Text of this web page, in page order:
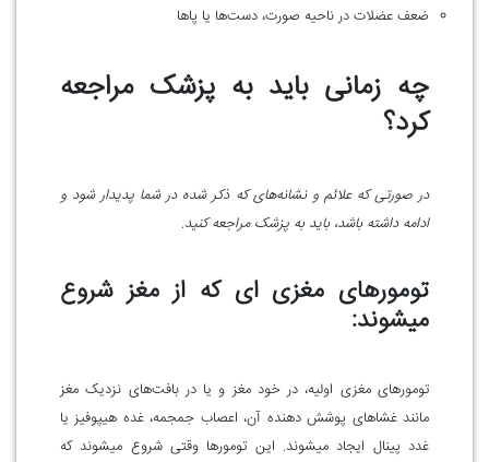
ضعف عضلات در ناحیه صورت، دست‌ها یا پاها
چه زمانی باید به پزشک مراجعه
کرد؟
در صورتی که علائم و نشانه‌های که ذکر شده در شما پدیدار شود و
ادامه داشته باشد، باید به پزشک مراجعه کنید.
تومور‌های مغزی ای که از مغز شروع
میشوند:
تومور‌های مغزی اولیه، در خود مغز و یا در بافت‌های نزدیک مغز
مانند غشا‌های پوشش دهنده آن، اعصاب جمجمه، غده هیپوفیز یا
غدد پینال ایجاد میشوند. این تومور‌ها وقتی شروع میشوند که